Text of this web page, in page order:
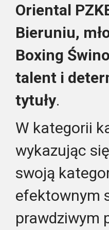
Oriental
Bieruniu,
Boxing
talent i
tytuły.
W kategorii
wykazując
swoją
efektownym
prawdziwym